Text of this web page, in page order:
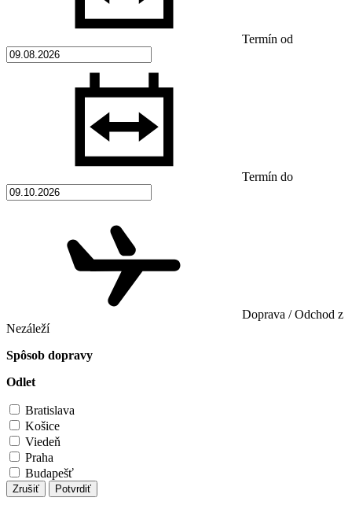
Termín od
Termín do
Doprava / Odchod z
Nezáleží
Spôsob dopravy
Odlet
Bratislava
Košice
Viedeň
Praha
Budapešť
Zrušiť Potvrdiť